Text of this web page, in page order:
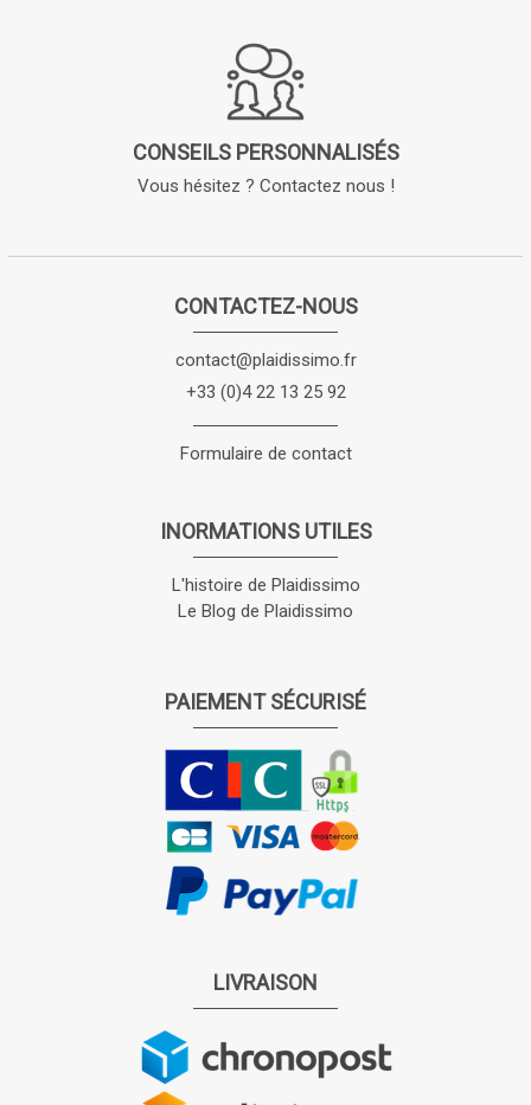
CONSEILS PERSONNALISÉS
Vous hésitez ? Contactez nous !
CONTACTEZ-NOUS
contact@plaidissimo.fr
+33 (0)4 22 13 25 92
Formulaire de contact
INORMATIONS UTILES
L'histoire de Plaidissimo
Le Blog de Plaidissimo
PAIEMENT SÉCURISÉ
LIVRAISON